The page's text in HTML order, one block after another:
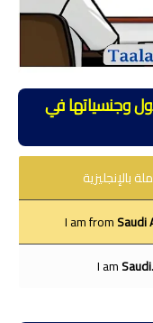
وجنسياتها في
بالإنجليزية
Saudi
.I am
Saudi